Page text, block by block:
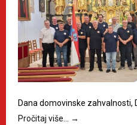
Dana domovinske zahvalnosti,
Pročitaj više…
→